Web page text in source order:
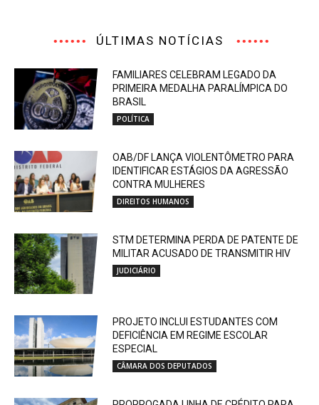
ÚLTIMAS NOTÍCIAS
FAMILIARES CELEBRAM LEGADO DA
PRIMEIRA MEDALHA PARALÍMPICA DO
BRASIL
POLÍTICA
OAB/DF LANÇA VIOLENTÔMETRO PARA
IDENTIFICAR ESTÁGIOS DA AGRESSÃO
CONTRA MULHERES
DIREITOS HUMANOS
STM DETERMINA PERDA DE PATENTE DE
MILITAR ACUSADO DE TRANSMITIR HIV
JUDICIÁRIO
PROJETO INCLUI ESTUDANTES COM
DEFICIÊNCIA EM REGIME ESCOLAR
ESPECIAL
CÂMARA DOS DEPUTADOS